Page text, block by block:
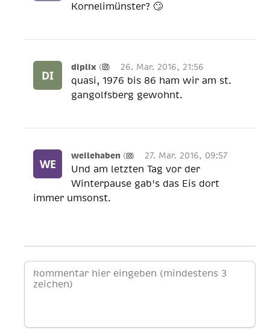
Kornelimünster? 🙄
diplix ( ) 26. Mar. 2016, 21:56
quasi, 1976 bis 86 ham wir am st.
gangolfsberg gewohnt.
weilehaben ( ) 27. Mar. 2016, 09:57
Und am letzten Tag vor der
Winterpause gab's das Eis dort
immer umsonst.